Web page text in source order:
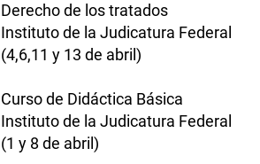
Derecho de los tratados
Instituto de la Judicatura Federal
(4,6,11 y 13 de abril)
Curso de Didáctica Básica
Instituto de la Judicatura Federal
(1 y 8 de abril)